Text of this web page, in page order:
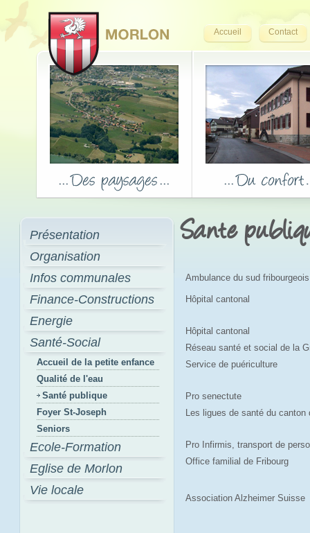
Accueil Contact
Présentation
Organisation
Infos communales
Finance-Constructions
Energie
Santé-Social
Accueil de la petite enfance
Qualité de l'eau
Santé publique
Foyer St-Joseph
Seniors
Ecole-Formation
Eglise de Morlon
Vie locale
Sante
Ambulance du sud fribourgeois
Hôpital cantonal
Hôpital cantonal
Réseau santé et social de la
Service de puériculture
Pro senectute
Les ligues de santé du canton
Pro Infirmis, transport de
Office familial de Fribourg
Association Alzheimer Suisse